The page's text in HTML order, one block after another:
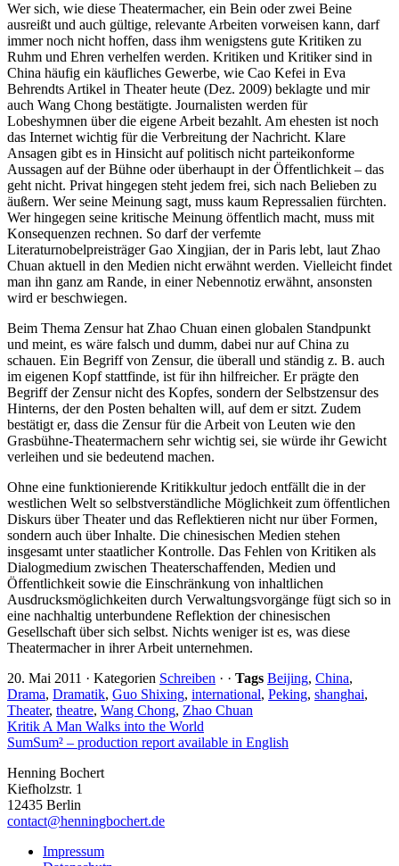
Wer sich, wie diese Theatermacher, ein Bein oder zwei Beine
ausreißt und auch gültige, relevante Arbeiten vorweisen kann, darf
immer noch nicht hoffen, dass ihm wenigstens gute Kritiken zu
Ruhm und Ehren verhelfen werden. Kritiken und Kritiker sind in
China häufig ein käufliches Gewerbe, wie Cao Kefei in Eva
Behrendts Artikel in Theater heute (Dez. 2009) beklagte und mir
auch Wang Chong bestätigte. Journalisten werden für
Lobeshymnen über die eigene Arbeit bezahlt. Am ehesten ist noch
das Internet wichtig für die Verbreitung der Nachricht. Klare
Ansagen gibt es in Hinsicht auf politisch nicht parteikonforme
Aussagen auf der Bühne oder überhaupt in der Öffentlichkeit – das
geht nicht. Privat hingegen steht jedem frei, sich nach Belieben zu
äußern. Wer seine Meinung sagt, muss kaum Repressalien fürchten.
Wer hingegen seine kritische Meinung öffentlich macht, muss mit
Konsequenzen rechnen. So darf der verfemte
Literaturnobelpreisträger Gao Xingjian, der in Paris lebt, laut Zhao
Chuan aktuell in den Medien nicht erwähnt werden. Vielleicht findet
man ihn ganz am Rande, in einer Nebennotiz erwähnt, ansonsten
wird er beschwiegen.
Beim Thema Zensur hat Zhao Chuan einen globalen Standpunkt
und meint, es wäre falsch und dumm, dabei nur auf China zu
schauen. Ein Begriff von Zensur, die überall und ständig z. B. auch
im eigenen Kopf stattfinde, ist für ihn hilfreicher. Er prägte den
Begriff der Zensur nicht des Kopfes, sondern der Selbstzensur des
Hinterns, der den Posten behalten will, auf dem er sitzt. Zudem
bestätigt er, dass die Zensur für die Arbeit von Leuten wie den
Grasbühne-Theatermachern sehr wichtig sei, sie würde ihr Gewicht
verleihen und sie bedeutend machen.
Ohne eine funktionierende Kritikkultur jedoch entfällt die in der
westlichen Welt so selbstverständliche Möglichkeit zum öffentlichen
Diskurs über Theater und das Reflektieren nicht nur über Formen,
sondern auch über Inhalte. Die chinesischen Medien stehen
insgesamt unter staatlicher Kontrolle. Das Fehlen von Kritiken als
Dialogmedium zwischen Theaterschaffenden, Medien und
Öffentlichkeit sowie die Einschränkung von inhaltlichen
Ausdrucksmöglichkeiten durch Verwaltungsvorgänge fügt sich so in
eine nachhaltig unterbundene Reflektion der chinesischen
Gesellschaft über sich selbst. Nichts weniger ist es, was diese
Theatermacher in ihrer Arbeit unternehmen.
20. Mai 2011 · Kategorien Schreiben · · Tags Beijing, China,
Drama, Dramatik, Guo Shixing, international, Peking, shanghai,
Theater, theatre, Wang Chong, Zhao Chuan
Kritik A Man Walks into the World
SumSum² – production report available in English
Henning Bochert
Kiefholzstr. 1
12435 Berlin
contact@henningbochert.de
Impressum